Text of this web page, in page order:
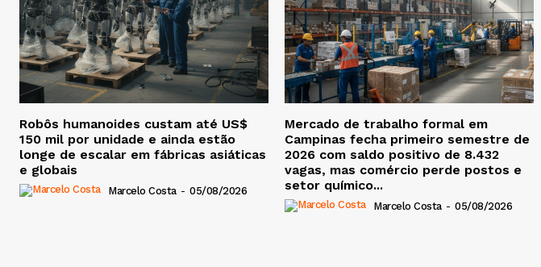
Robôs humanoides custam até US$
150 mil por unidade e ainda estão
longe de escalar em fábricas asiáticas
e globais
Marcelo Costa - 05/08/2026
Mercado de trabalho formal em
Campinas fecha primeiro semestre de
2026 com saldo positivo de 8.432
vagas, mas comércio perde postos e
setor químico...
Marcelo Costa - 05/08/2026